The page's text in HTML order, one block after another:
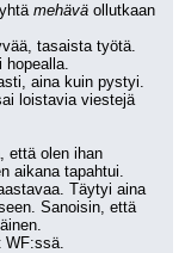
mehävä ollutkaan
tasaista työtä.
hopealla.
aina kuin pystyi.
loistavia viestejä
että olen ihan
aikana tapahtui.
Täytyi aina
Sanoisin, että
WF:ssä.